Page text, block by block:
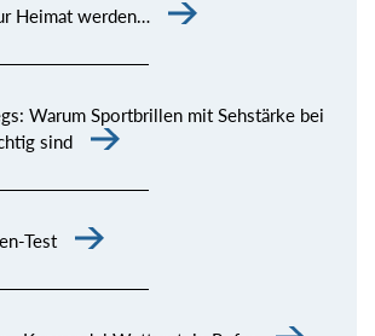
Heimat werden…
Warum Sportbrillen mit Sehstärke bei
sind
Test